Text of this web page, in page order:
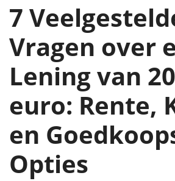
7
Vragen over
Lening van
euro: Rente,
en
Opties